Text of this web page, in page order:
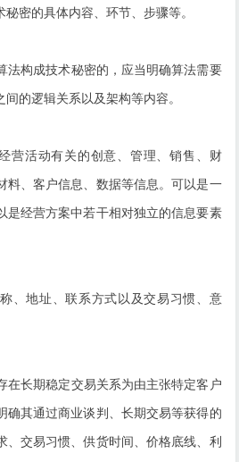
密的具体内容、环节、步骤等。
法构成技术秘密的，应当明确算法需要
的逻辑关系以及架构等内容。
营活动有关的创意、管理、销售、财
料、客户信息、数据等信息。可以是一
是经营方案中若干相对独立的信息要素
、地址、联系方式以及交易习惯、意
在长期稳定交易关系为由主张特定客户
确其通过商业谈判、长期交易等获得的
、交易习惯、供货时间、价格底线、利